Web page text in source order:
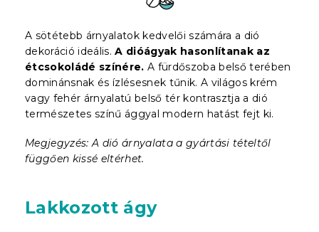
A sötétebb árnyalatok kedvelői számára a dió
dekoráció ideális.A dióágyak hasonlítanak az
étcsokoládé színére. A fürdőszoba belső terében
dominánsnak és ízlésesnek tűnik. A világos krém
vagy fehér árnyalatú belső tér kontrasztja a dió
természetes színű ággyal modern hatást fejt ki.
Megjegyzés: A dió árnyalata a gyártási tételtől
függően kissé eltérhet.
Lakkozott ágy